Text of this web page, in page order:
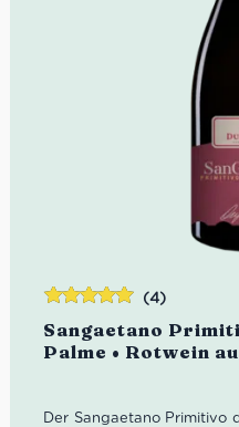
Sangaetano
Palme • Rotwein
(4)
Der Sangaetano Primitivo
mit5.00von
5